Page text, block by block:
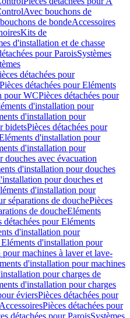
Avec bouchons de
de bondeAccessoires
Kits de
d'installation et de chasse
pour ParoisSystèmes
détachées pour
Pièces détachées pour Eléments
pour WCPièces détachées pour
d'installation pour
d'installation pour
bidetsPièces détachées pour
d'installation pour
d'installation pour
avec évacuation
d'installation pour douches
pour douches et
d'installation pour
séparations de douchePièces
de doucheEléments
détachées pour Eléments
d'installation pour
d'installation pour
machines à laver et lave-
d'installation pour machines
pour charges de
d'installation pour charges
éviersPièces détachées pour
AccessoiresPièces détachées pour
détachées pour ParoisSystèmes